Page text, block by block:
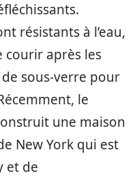
résistants à l’eau,
courir après les
sous-verre pour
le
une maison
New York qui est
et de